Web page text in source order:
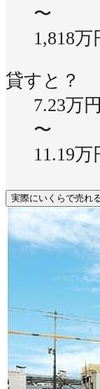
〜
1,818万
貸すと？
7.23万
〜
11.19万
実際にいくらで売れ